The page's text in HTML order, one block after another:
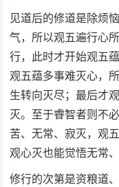
见道后的修道是除烦
气，所以观五遍行心
行，此时才开始观五
观五蕴多事难灭心，
生转向灭尽；最后才
灭。至于睿智者则不
苦、无常、寂灭，观
观心灭也能觉悟无常、
修行的次第是资粮道